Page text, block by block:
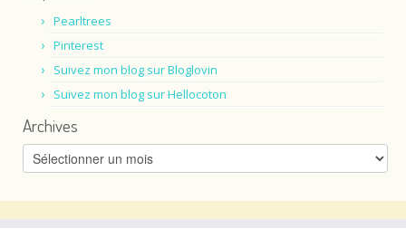
Pearltrees
Pinterest
Suivez mon blog sur Bloglovin
Suivez mon blog sur Hellocoton
Archives
Archives